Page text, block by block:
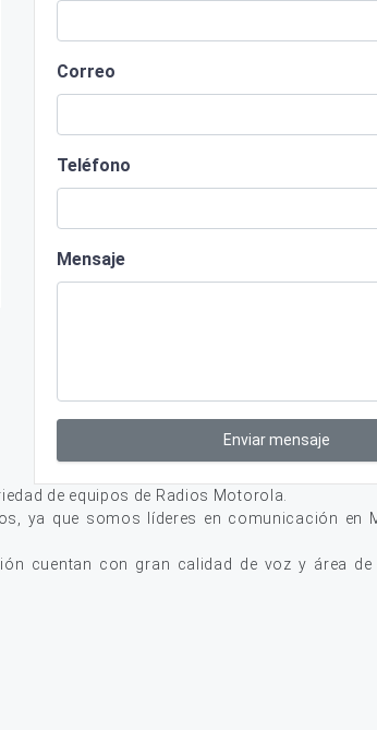
Correo
Teléfono
Mensaje
Enviar mensaje
de equipos de Radios Motorola.
ya que somos líderes en comunicación en
cuentan con gran calidad de voz y área de